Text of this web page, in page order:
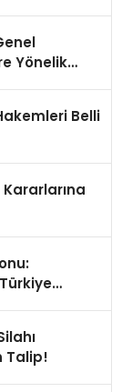
Yönelik
Belli
Talip!